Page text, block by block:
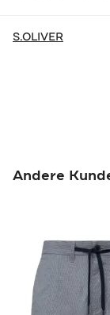
S.OLIVER
Andere